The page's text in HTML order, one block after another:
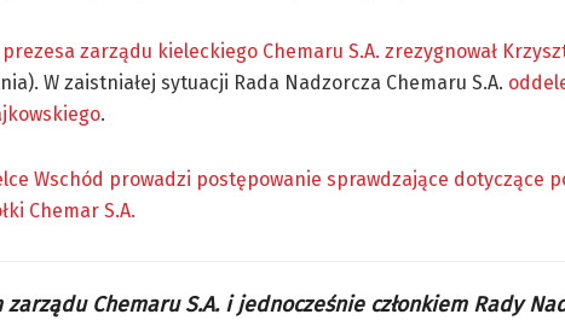
zarządu kieleckiego Chemaru S.A. zrezygnował
W zaistniałej sytuacji Rada Nadzorcza Chemaru S.A.
.
Wschód prowadzi postępowanie sprawdzające dotyczące
Chemar S.A.
Chemaru S.A. i jednocześnie członkiem Rady